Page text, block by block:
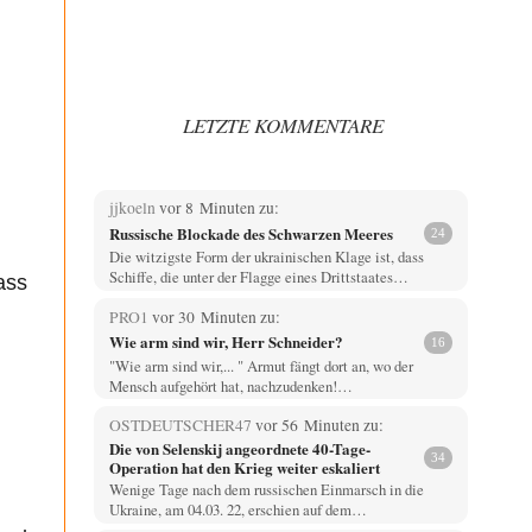
LETZTE KOMMENTARE
jjkoeln vor 8 Minuten zu:
Russische Blockade des Schwarzen Meeres 24
Die witzigste Form der ukrainischen Klage ist, dass
Schiffe, die unter der Flagge eines Drittstaates…
PRO1 vor 30 Minuten zu:
Wie arm sind wir, Herr Schneider? 16
"Wie arm sind wir,... " Armut fängt dort an, wo der
Mensch aufgehört hat, nachzudenken!…
OSTDEUTSCHER47 vor 56 Minuten zu:
Die von Selenskij angeordnete 40-Tage-
Operation hat den Krieg weiter eskaliert
34
Wenige Tage nach dem russischen Einmarsch in die
Ukraine, am 04.03. 22, erschien auf dem…